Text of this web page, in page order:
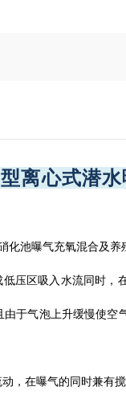
离心式潜
池曝气充氧混合及养
压区吸入水流同时，
于气泡上升缓慢使空
，在曝气的同时兼有搅